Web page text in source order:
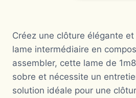
Créez une clôture élégante
lame intermédiaire en
assembler, cette lame de
sobre et nécessite un
solution idéale pour une